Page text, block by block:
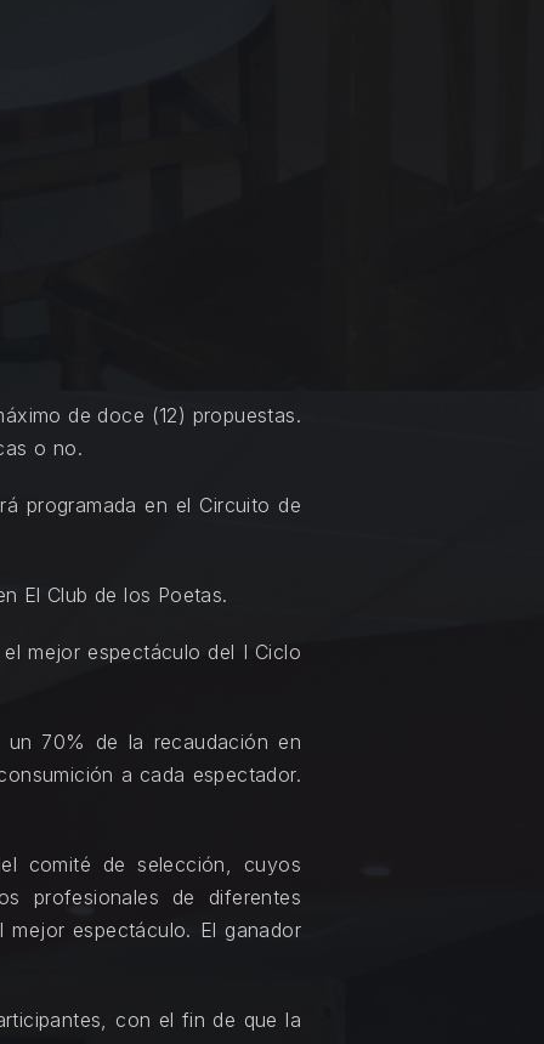
de doce (12) propuestas.
o no.
programada en el Circuito de
El Club de los Poetas.
mejor espectáculo del I Ciclo
70% de la recaudación en
a cada espectador.
comité de selección, cuyos
profesionales de diferentes
espectáculo. El ganador
con el fin de que la